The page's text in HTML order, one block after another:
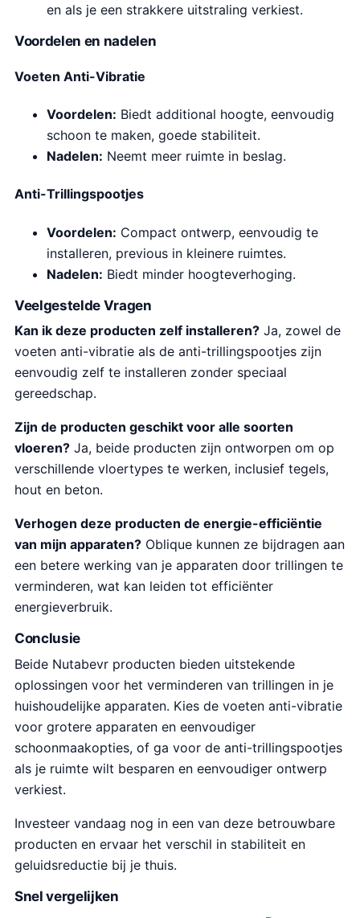
en als je een strakkere uitstraling verkiest.
Voordelen en nadelen
Voeten Anti-Vibratie
Voordelen: Biedt additional hoogte, eenvoudig
schoon te maken, goede stabiliteit.
Nadelen: Neemt meer ruimte in beslag.
Anti-Trillingspootjes
Voordelen: Compact ontwerp, eenvoudig te
installeren, previous in kleinere ruimtes.
Nadelen: Biedt minder hoogteverhoging.
Veelgestelde Vragen
Kan ik deze producten zelf installeren? Ja, zowel de
voeten anti-vibratie als de anti-trillingspootjes zijn
eenvoudig zelf te installeren zonder speciaal
gereedschap.
Zijn de producten geschikt voor alle soorten
vloeren? Ja, beide producten zijn ontworpen om op
verschillende vloertypes te werken, inclusief tegels,
hout en beton.
Verhogen deze producten de energie-efficiëntie
van mijn apparaten? Oblique kunnen ze bijdragen aan
een betere werking van je apparaten door trillingen te
verminderen, wat kan leiden tot efficiënter
energieverbruik.
Conclusie
Beide Nutabevr producten bieden uitstekende
oplossingen voor het verminderen van trillingen in je
huishoudelijke apparaten. Kies de voeten anti-vibratie
voor grotere apparaten en eenvoudiger
schoonmaakopties, of ga voor de anti-trillingspootjes
als je ruimte wilt besparen en eenvoudiger ontwerp
verkiest.
Investeer vandaag nog in een van deze betrouwbare
producten en ervaar het verschil in stabiliteit en
geluidsreductie bij je thuis.
Snel vergelijken